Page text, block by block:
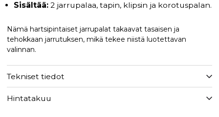
Sisältää: 2 jarrupalaa, tapin, klipsin ja korotuspalan.
Nämä hartsipintaiset jarrupalat takaavat tasaisen ja
tehokkaan jarrutuksen, mikä tekee niistä luotettavan
valinnan.
Tekniset tiedot
Hintatakuu